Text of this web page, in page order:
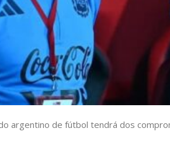
argentino de fútbol tendrá dos